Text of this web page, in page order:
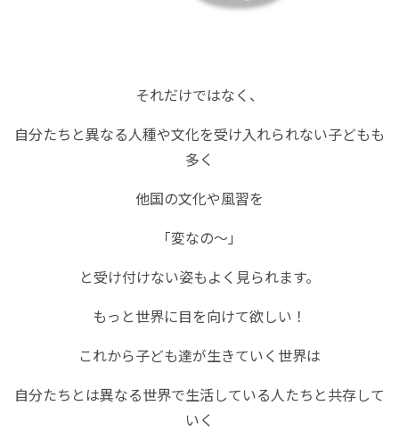
それだけではなく、
自分たちと異なる人種や文化を受け入れられない子どもも
多く
他国の文化や風習を
「変なの～」
と受け付けない姿もよく見られます。
もっと世界に目を向けて欲しい！
これから子ども達が生きていく世界は
自分たちとは異なる世界で生活している人たちと共存して
いく